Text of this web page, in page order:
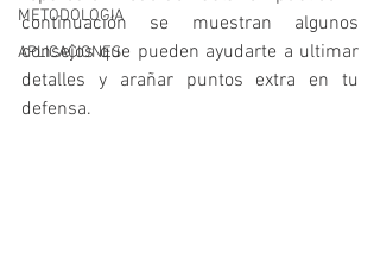
METODOLOGIA
APLICACIONES
continuación se muestran algunos
consejos que pueden ayudarte a ultimar
detalles y arañar puntos extra en tu
defensa.